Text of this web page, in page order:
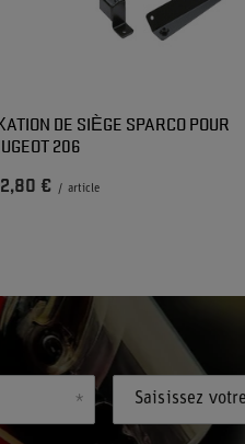
DE SIÈGE SPARCO POUR
206
€ / article
Saisissez